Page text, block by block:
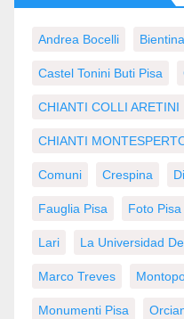
Andrea Bocelli Bientina
Castel Tonini Buti Pisa
CHIANTI COLLI ARETINI
CHIANTI
Comuni Crespina
Fauglia Pisa Foto Pisa
Lari La Universidad
Marco Treves
Monumenti Pisa